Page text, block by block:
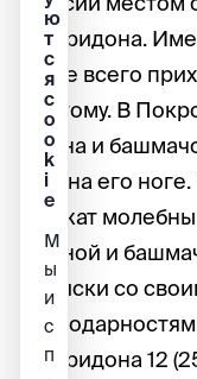
Спиридона.
чаще всего
святому. В
икона и
был на его
служат
иконой и
записки со
Спиридона 12
ю
т
с
я
c
o
o
k
i
e
М
ы
и
с
п